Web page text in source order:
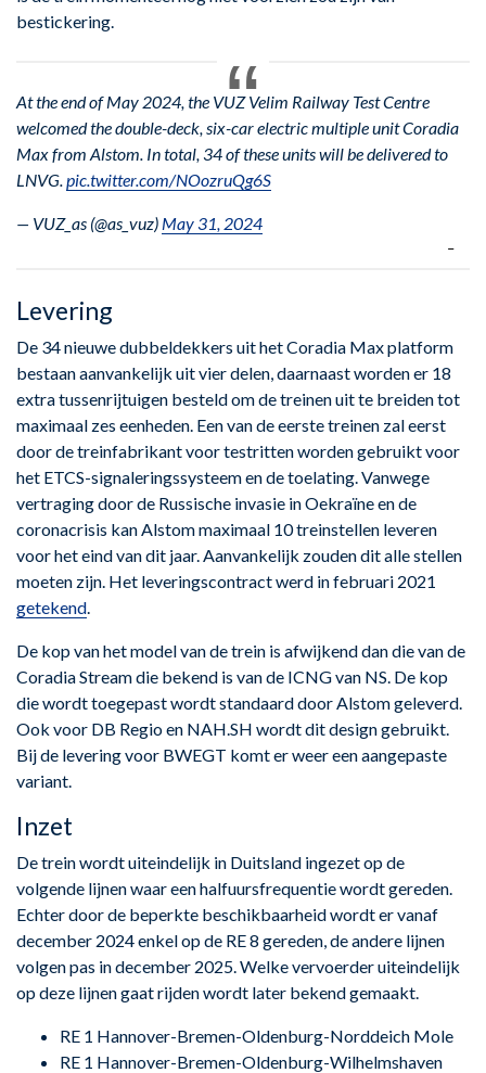
bestickering.
At the end of May 2024, the VUZ Velim Railway Test Centre
welcomed the double-deck, six-car electric multiple unit Coradia
Max from Alstom. In total, 34 of these units will be delivered to
LNVG. pic.twitter.com/NOozruQg6S
— VUZ_as (@as_vuz) May 31, 2024
Levering
De 34 nieuwe dubbeldekkers uit het Coradia Max platform
bestaan aanvankelijk ​​uit vier delen, daarnaast worden er 18
extra tussenrijtuigen besteld om de treinen uit te breiden tot
maximaal zes eenheden. Een van de eerste treinen zal eerst
door de treinfabrikant voor testritten worden gebruikt voor
het ETCS-signaleringssysteem en de toelating. Vanwege
vertraging door de Russische invasie in Oekraïne en de
coronacrisis kan Alstom maximaal 10 treinstellen leveren
voor het eind van dit jaar. Aanvankelijk zouden dit alle stellen
moeten zijn. Het leveringscontract werd in februari 2021
getekend
De kop van het model van de trein is afwijkend dan die van de
Coradia Stream die bekend is van de ICNG van NS. De kop
die wordt toegepast wordt standaard door Alstom geleverd.
Ook voor DB Regio en NAH.SH wordt dit design gebruikt.
Bij de levering voor BWEGT komt er weer een aangepaste
variant.
Inzet
De trein wordt uiteindelijk in Duitsland ingezet op de
volgende lijnen waar een halfuursfrequentie wordt gereden.
Echter door de beperkte beschikbaarheid wordt er vanaf
december 2024 enkel op de RE 8 gereden, de andere lijnen
volgen pas in december 2025. Welke vervoerder uiteindelijk
op deze lijnen gaat rijden wordt later bekend gemaakt.
RE 1 Hannover-Bremen-Oldenburg-Norddeich Mole
RE 1 Hannover-Bremen-Oldenburg-Wilhelmshaven